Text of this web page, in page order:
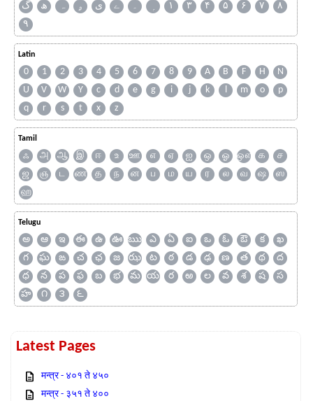
گ
ھ ہ ۄ ی ے ۔ ۱ ۳ ۴ ۵ ۶ ۷
۸
۹
Latin
0 1 2 3 4 5 6 7 8 9 A B F H
N
U
V W Y c d e g i j k l m o
p
q
r s t x z
Tamil
ஃ அ ஆ இ ஈ உ ஊ எ ஏ ஐ ஒ ஓ ஔ க
ச
ஜ
ஞ ட ண த ந ன ப ம ய ர ல வ ஷ
ஸ
ஹ
Telugu
అ ఆ ఇ ఈ ఉ ఊ ఋ ఎ ఏ ఐ ఒ ఓ ఔ క
ఖ
గ
ఘ ఙ చ ఛ జ ఝ ట ఠ డ ఢ ణ త థ
ద
ధ
న ప ఫ బ భ మ య ర ఱ ల వ శ ష
స
హ
౧ ౩ ౬
Latest Pages
मन्त्र - ४०१ ते ४५०
मन्त्र - ३५१ ते ४००